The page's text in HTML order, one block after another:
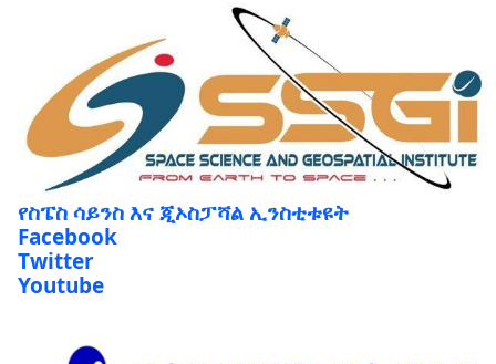
የስፔስ ሳይንስ እና ጂኦስፓሻል ኢንስቲቱዩት
Facebook
Twitter
Youtube